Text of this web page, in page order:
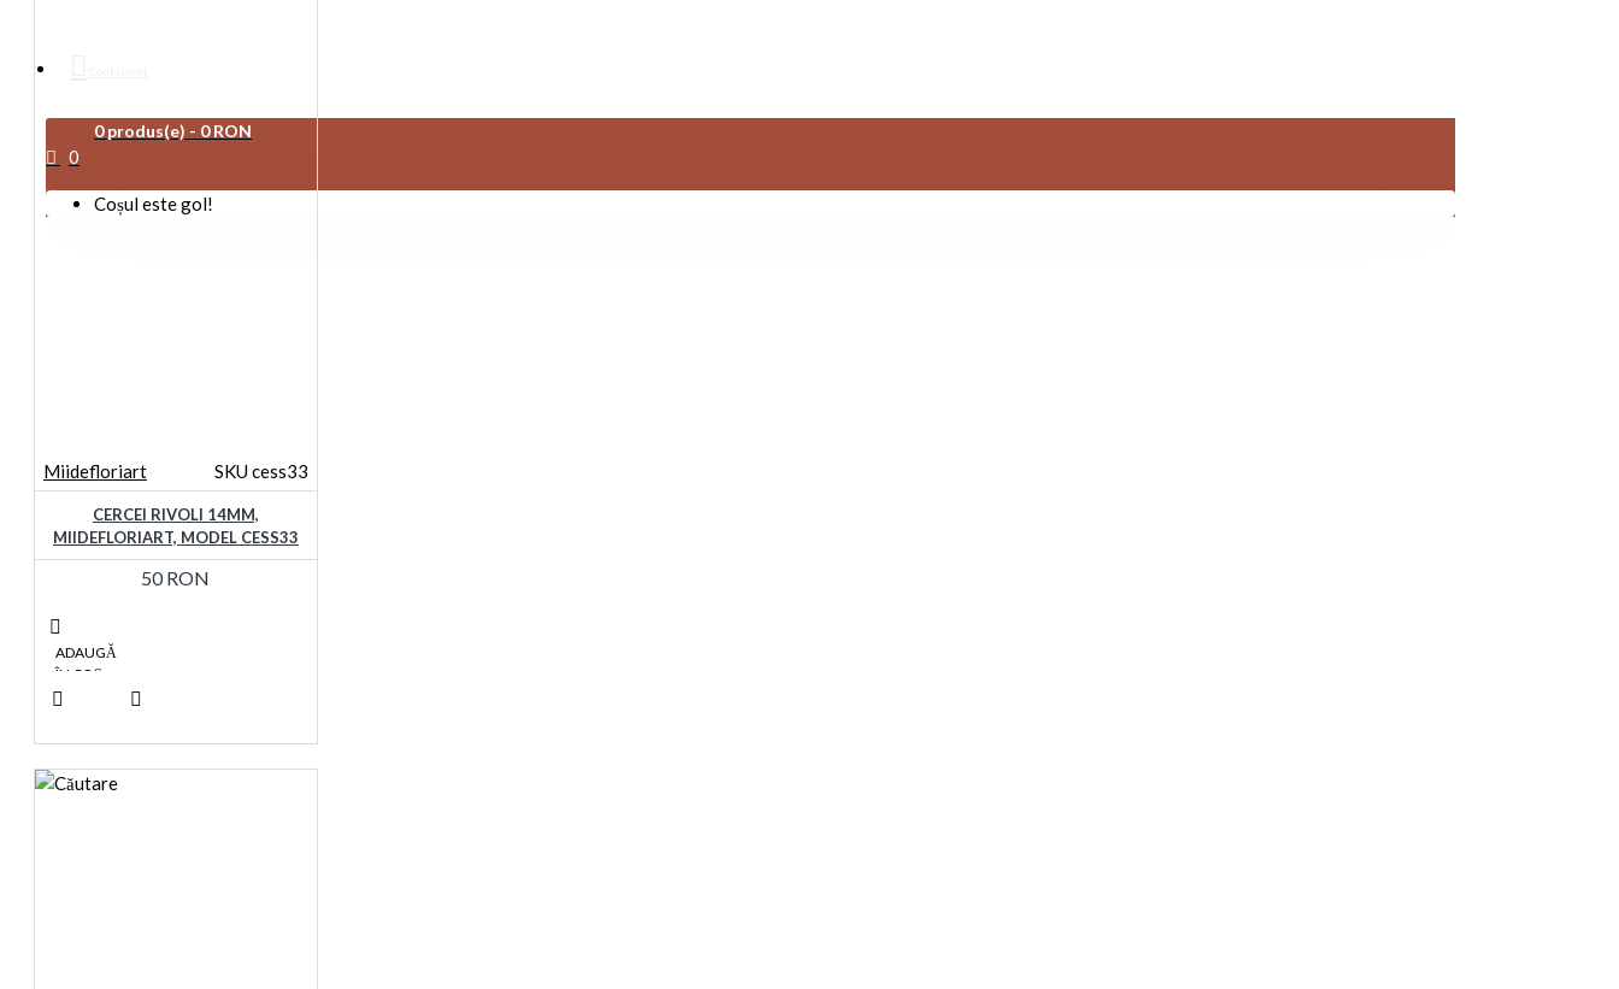
0 produs(e) - 0 RON
0
Coșul este gol!
Miidefloriart SKU cess33
CERCEI RIVOLI 14MM,
MIIDEFLORIART, MODEL CESS33
50 RON
ADAUGĂ
ÎN COŞ